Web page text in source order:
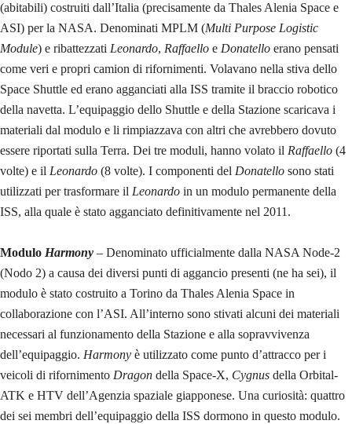
(abitabili) costruiti dall’Italia (precisamente da Thales Alenia Space e
ASI) per la NASA. Denominati MPLM (Multi Purpose Logistic
Module) e ribattezzati Leonardo, Raffaello e Donatello erano pensati
come veri e propri camion di rifornimenti. Volavano nella stiva dello
Space Shuttle ed erano agganciati alla ISS tramite il braccio robotico
della navetta. L’equipaggio dello Shuttle e della Stazione scaricava i
materiali dal modulo e li rimpiazzava con altri che avrebbero dovuto
essere riportati sulla Terra. Dei tre moduli, hanno volato il Raffaello (4
volte) e il Leonardo (8 volte). I componenti del Donatello sono stati
utilizzati per trasformare il Leonardo in un modulo permanente della
ISS, alla quale è stato agganciato definitivamente nel 2011.
Modulo Harmony – Denominato ufficialmente dalla NASA Node-2
(Nodo 2) a causa dei diversi punti di aggancio presenti (ne ha sei), il
modulo è stato costruito a Torino da Thales Alenia Space in
collaborazione con l’ASI. All’interno sono stivati alcuni dei materiali
necessari al funzionamento della Stazione e alla sopravvivenza
dell’equipaggio. Harmony è utilizzato come punto d’attracco per i
veicoli di rifornimento Dragon della Space-X, Cygnus della Orbital-
ATK e HTV dell’Agenzia spaziale giapponese. Una curiosità: quattro
dei sei membri dell’equipaggio della ISS dormono in questo modulo.